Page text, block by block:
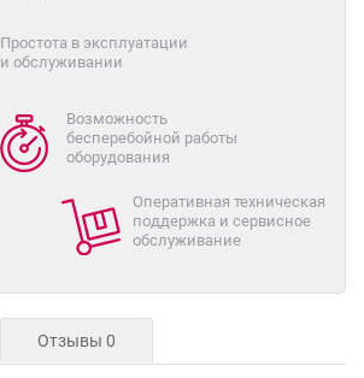
Простота в эксплуатации
и обслуживании
Возможность
бесперебойной работы
оборудования
Оперативная техническая
поддержка и сервисное
обслуживание
Отзывы 0